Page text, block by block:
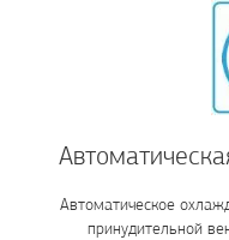
Автоматическое
принудительной